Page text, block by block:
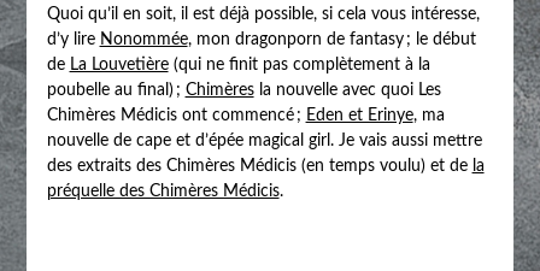
Quoi qu’il en soit, il est déjà possible, si cela vous intéresse,
d’y lire Nonommée, mon dragonporn de fantasy ; le début
de La Louvetière(qui ne finit pas complètement à la
poubelle au final) ; Chimèresla nouvelle avec quoi Les
Chimères Médicis ont commencé ; Eden et Erinye, ma
nouvelle de cape et d’épée magical girl. Je vais aussi mettre
des extraits des Chimères Médicis (en temps voulu) et de la
préquelle des Chimères Médicis.